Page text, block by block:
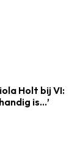
Holt bij VI:
is…’